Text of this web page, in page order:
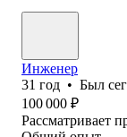
Инженер
31 год • Был
100 000 ₽
Рассматривает